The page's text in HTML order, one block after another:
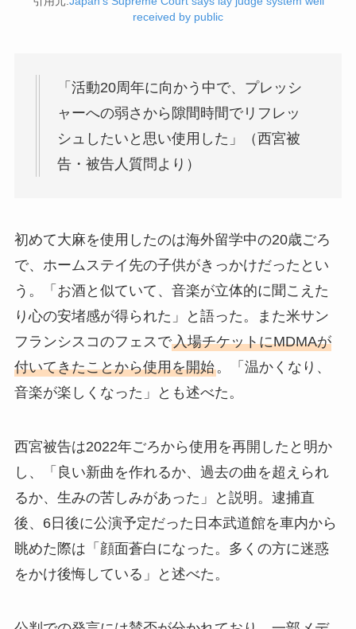
received by public
「活動20周年に向かう中で、プレッシ
ャーへの弱さから隙間時間でリフレッ
シュしたいと思い使用した」（西宮被
告・被告人質問より）
初めて大麻を使用したのは海外留学中の20歳ごろ
で、ホームステイ先の子供がきっかけだったとい
う。「お酒と似ていて、音楽が立体的に聞こえた
り心の安堵感が得られた」と語った。また米サン
フランシスコのフェスで入場チケットにMDMAが
付いてきたことから使用を開始。「温かくなり、
音楽が楽しくなった」とも述べた。
西宮被告は2022年ごろから使用を再開したと明か
し、「良い新曲を作れるか、過去の曲を超えられ
るか、生みの苦しみがあった」と説明。逮捕直
後、6日後に公演予定だった日本武道館を車内から
眺めた際は「顔面蒼白になった。多くの方に迷惑
をかけ後悔している」と述べた。